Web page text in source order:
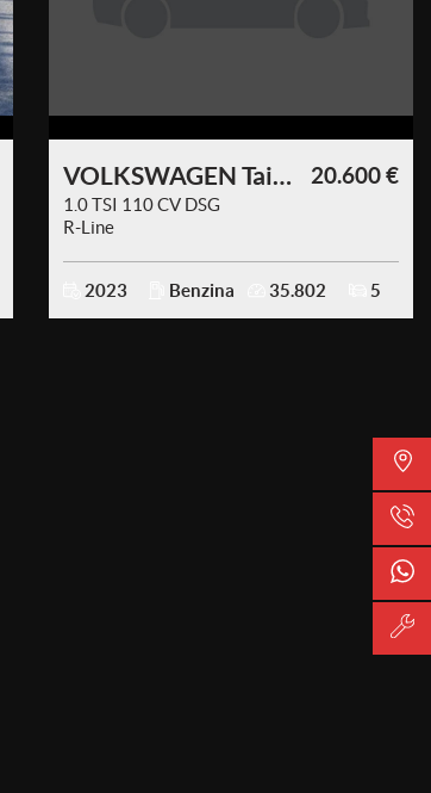
VOLKSWAGEN Taigo
1.0 TSI 110 CV DSG
R-Line
20.600 €
2023 Benzina 35.802 5